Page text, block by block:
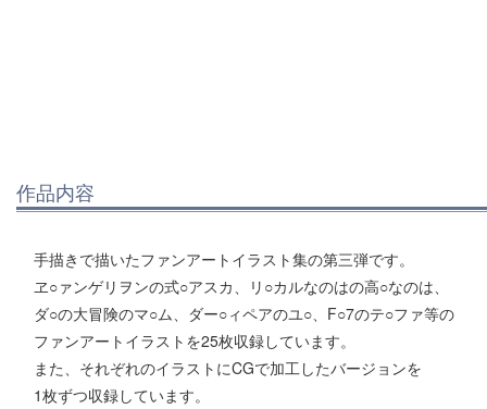
作品内容
手描きで描いたファンアートイラスト集の第三弾です。
ヱ○ァンゲリヲンの式○アスカ、リ○カルなのはの高○なのは、
ダ○の大冒険のマ○ム、ダー○ィペアのユ○、F○7のテ○ファ等の
ファンアートイラストを25枚収録しています。
また、それぞれのイラストにCGで加工したバージョンを
1枚ずつ収録しています。